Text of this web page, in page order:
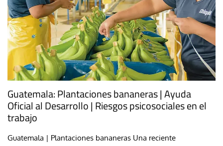
Guatemala: Plantaciones bananeras | Ayuda
Oficial al Desarrollo | Riesgos psicosociales en el
trabajo
Guatemala | Plantaciones bananeras Una reciente